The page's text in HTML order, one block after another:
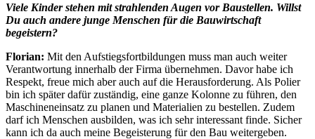
Viele Kinder stehen mit strahlenden Augen vor Baustellen. Willst
Du auch andere junge Menschen für die Bauwirtschaft
begeistern?
Florian: Mit den Aufstiegsfortbildungen muss man auch weiter
Verantwortung innerhalb der Firma übernehmen. Davor habe ich
Respekt, freue mich aber auch auf die Herausforderung. Als Polier
bin ich später dafür zuständig, eine ganze Kolonne zu führen, den
Maschineneinsatz zu planen und Materialien zu bestellen. Zudem
darf ich Menschen ausbilden, was ich sehr interessant finde. Sicher
kann ich da auch meine Begeisterung für den Bau weitergeben.